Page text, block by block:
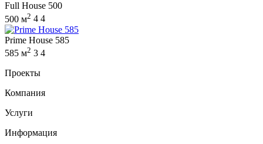
Full House 500
500 м2 4 4
Prime House 585
585 м2 3 4
Проекты
Компания
Услуги
Информация